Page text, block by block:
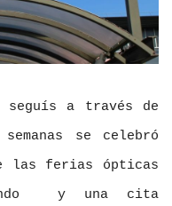
seguís a través de
se celebró
las ferias ópticas
y una cita